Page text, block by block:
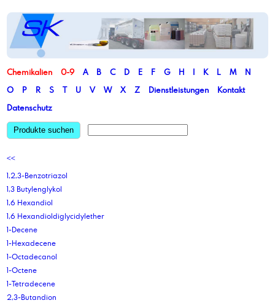
Chemikalien 0-9 A B C D E F G H I K L M
N
O
P R S T U V W X Z Dienstleistungen
Kontakt
Datenschutz
Produkte suchen
<<
1,2,3-Benzotriazol
1,3 Butylenglykol
1,6 Hexandiol
1,6 Hexandioldiglycidylether
1-Decene
1-Hexadecene
1-Octadecanol
1-Octene
1-Tetradecene
2,3-Butandion